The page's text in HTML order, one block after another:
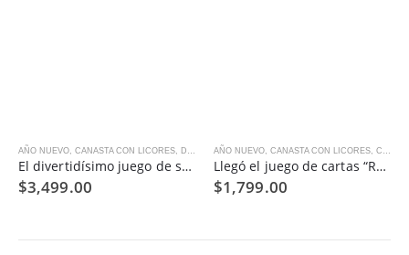
AÑO NUEVO CANASTA CON LICORES DIA DEL AMOR , GOURMET,VERANO
El divertidísimo juego de shots llega a La Bella Canasta 😃
$3,499.00
AÑO NUEVO CANASTA CON LICORES CUMPLEAÑOS
Llegó el juego de cartas “Recetas de Cocteles“
$1,799.00